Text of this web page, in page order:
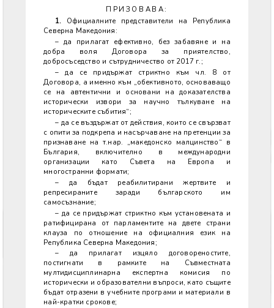
ПРИЗОВАВА:
1. Официалните представители на Република
Северна Македония:
– да прилагат ефективно, без забавяне и на
добра воля Договора за приятелство,
добросъседство и сътрудничество от 2017 г.;
– да се придържат стриктно към чл. 8 от
Договора, а именно към „обективното, основаващо
се на автентични и основани на доказателства
исторически извори за научно тълкуване на
историческите събития“;
– да се въздържат от действия, които се свързват
с опити за подкрепа и насърчаване на претенции за
признаване на т.нар. „македонско малцинство“ в
България, включително в международни
организации като Съвета на Европа и
многостранни формати;
– да бъдат реабилитирани жертвите и
репресираните заради българското им
самосъзнание;
– да се придържат стриктно към установената и
ратифицирана от парламентите на двете страни
клауза по отношение на официалния език на
Република Северна Македония;
– да прилагат изцяло договореностите,
постигнати в рамките на Съвместната
мултидисциплинарна експертна комисия по
исторически и образователни въпроси, като същите
бъдат отразени в учебните програми и материали в
най-кратки срокове;